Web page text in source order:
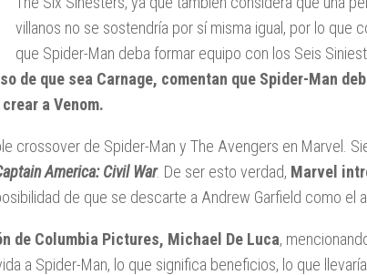
villanos no se sostendría por sí misma igual, por lo que
que Spider-Man deba formar equipo con los Seis
de que sea Carnage, comentan que Spider-Man
a Venom.
crossover de Spider-Man y The Avengers en Marvel.
America: Civil War. De ser esto verdad, Marvel
de que se descarte a Andrew Garfield como el
de Columbia Pictures, Michael De Luca,
a Spider-Man, lo que significa beneficios, lo que